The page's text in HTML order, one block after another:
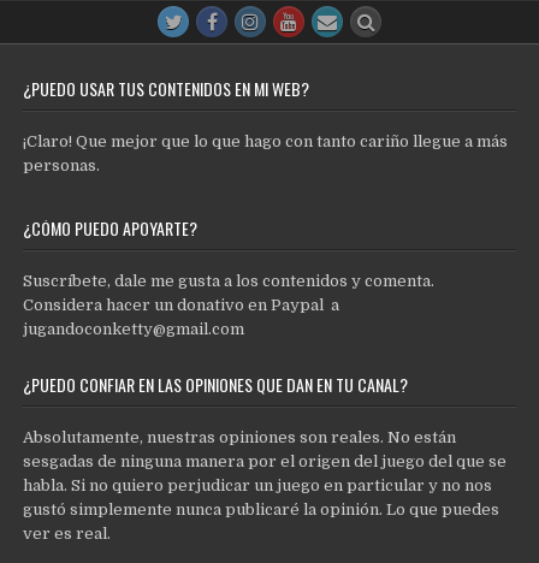
¿PUEDO USAR TUS CONTENIDOS EN MI WEB?
¡Claro! Que mejor que lo que hago con tanto cariño llegue a más
personas.
¿CÓMO PUEDO APOYARTE?
Suscríbete, dale me gusta a los contenidos y comenta.
Considera hacer un donativo en Paypal a
jugandoconketty@gmail.com
¿PUEDO CONFIAR EN LAS OPINIONES QUE DAN EN TU CANAL?
Absolutamente, nuestras opiniones son reales. No están
sesgadas de ninguna manera por el origen del juego del que se
habla. Si no quiero perjudicar un juego en particular y no nos
gustó simplemente nunca publicaré la opinión. Lo que puedes
ver es real.